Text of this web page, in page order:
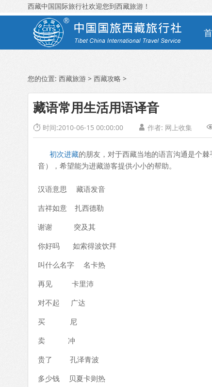
西藏中国国际旅行社欢迎您到西藏旅游！
您的位置: 西藏旅游 > 西藏攻略 >
藏语常用生活用语译音
 时间:2010-06-15 00:00:00  作者: 网上收集
初次进藏的朋友，对于西藏当地的语言沟通是个
音），希望能为进藏游客提供小小的帮助。
汉语意思 藏语发音
吉祥如意 扎西德勒
谢谢 突及其
你好吗 如索得波饮拜
叫什么名字 名卡热
再见 卡里沛
对不起 广达
买 尼
卖 冲
贵了 孔泽青波
多少钱 贝夏卡则热